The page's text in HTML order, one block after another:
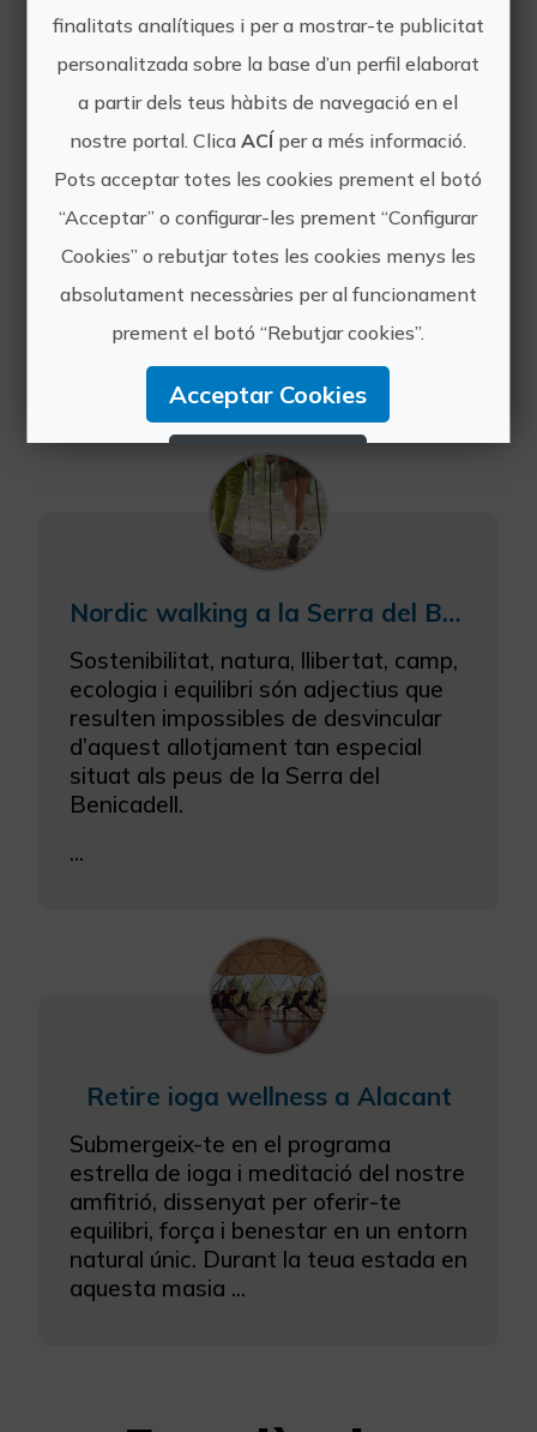
Bocairent, vinyes i estrela Michelín
Una escapada que et porta a un dels
pobles més singulars de l’interior de
València, on podràs gaudir sense
presses de la tranquil·litat dels seus
carrers, degustar els sabors més
locals i experimen...
Nordic walking a la Serra del Benicadell
Sostenibilitat, natura, llibertat, camp,
ecologia i equilibri són adjectius que
resulten impossibles de desvincular
d’aquest allotjament tan especial
situat als peus de la Serra del
Benicadell.
...
Retire ioga wellness a Alacant
Submergeix-te en el programa
estrella de ioga i meditació del nostre
amfitrió, dissenyat per oferir-te
equilibri, força i benestar en un entorn
natural únic. Durant la teua estada en
aquesta masia ...
finalitats analítiques i per a mostrar-te publicitat
personalitzada sobre la base d’un perfil elaborat
a partir dels teus hàbits de navegació en el
nostre portal. ClicaACÍper a més informació.
Pots acceptar totes les cookies prement el botó
“Acceptar” o configurar-les prement “Configurar
Cookies” o rebutjar totes les cookies menys les
absolutament necessàries per al funcionament
prement el botó “Rebutjar cookies”.
Acceptar Cookies
Rebutjar Cookies
Configurar Cookies
Més informació